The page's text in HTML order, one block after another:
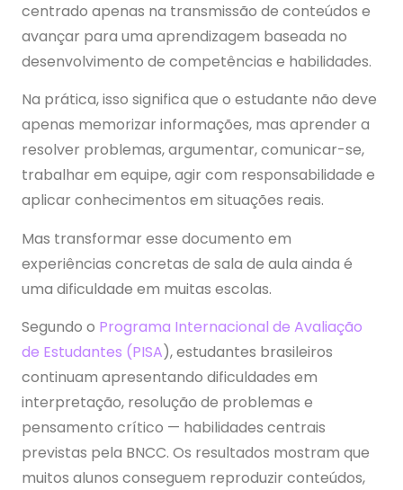
centrado apenas na transmissão de conteúdos e
avançar para uma aprendizagem baseada no
desenvolvimento de competências e habilidades.
Na prática, isso significa que o estudante não deve
apenas memorizar informações, mas aprender a
resolver problemas, argumentar, comunicar-se,
trabalhar em equipe, agir com responsabilidade e
aplicar conhecimentos em situações reais.
Mas transformar esse documento em
experiências concretas de sala de aula ainda é
uma dificuldade em muitas escolas.
Segundo o Programa Internacional de Avaliação
de Estudantes (PISA), estudantes brasileiros
continuam apresentando dificuldades em
interpretação, resolução de problemas e
pensamento crítico — habilidades centrais
previstas pela BNCC. Os resultados mostram que
muitos alunos conseguem reproduzir conteúdos,